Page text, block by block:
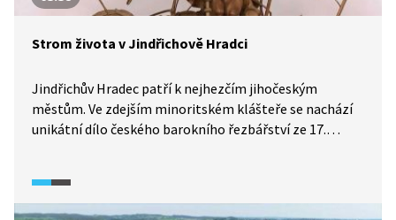
Strom života v Jindřichově Hradci
Jindřichův Hradec patří k nejhezčím jihočeským
městům. Ve zdejším minoritském klášteře se nachází
unikátní dílo českého barokního řezbářství ze 17.
s obdobnou tématikou, totiž malbu z konce 15. století.
Místní historik umění nám objasní historii a symboliku